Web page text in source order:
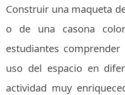
Construir una maqueta
o de una casona
estudiantes
uso del espacio en
actividad muy